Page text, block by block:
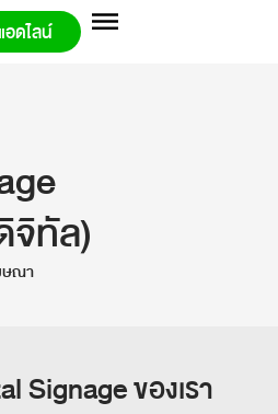
แอดไลน์
จิทัล)
ษณา
Signage ของเรา